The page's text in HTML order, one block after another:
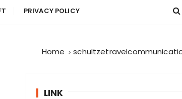
PRIVACY POLICY
Home
LINK